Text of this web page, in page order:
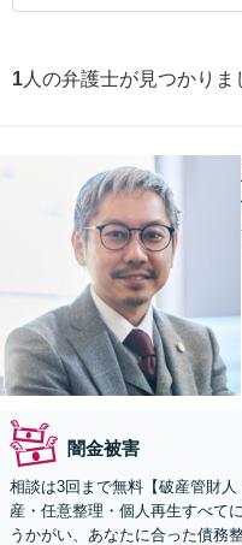
1 人の弁護士が見つかりま
闇金被害
相談は3回まで無料【破産管財
産・任意整理・個人再生すべて
うかがい、あなたに合った債務